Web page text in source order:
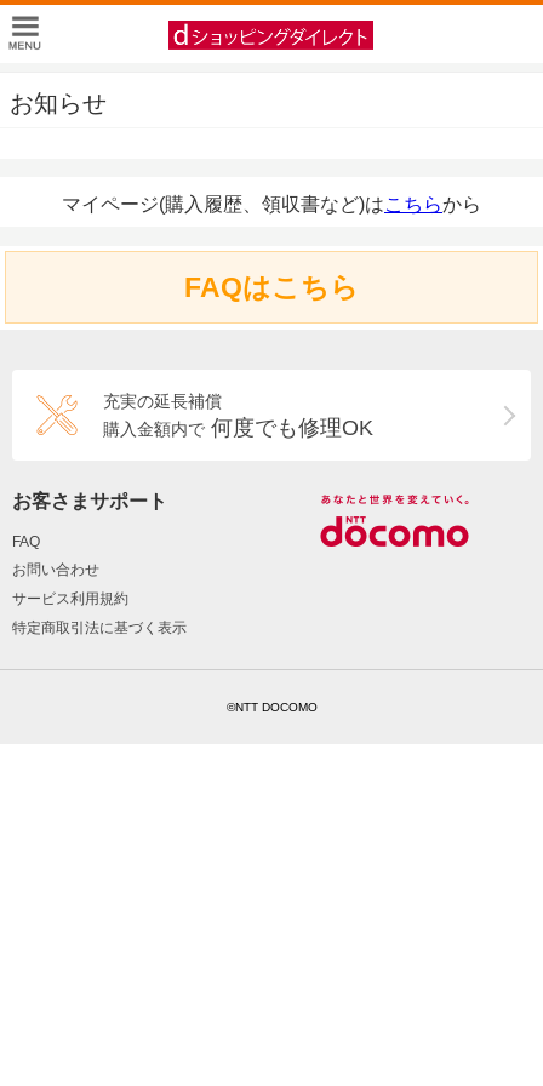
お知らせ
マイページ(購入履歴、領収書など)はこちらから
FAQはこちら
充実の延長補償
購入金額内で 何度でも修理OK
お客さまサポート
FAQ
お問い合わせ
サービス利用規約
特定商取引法に基づく表示
©NTT DOCOMO